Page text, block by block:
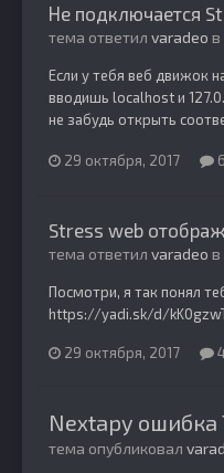
Не подключается
тема ответил varadeo в
Если у тебя веб движок
вводишь localhost и
не забудь открыть
29 октября, 2017
Stress web
тема ответил varadeo в
Посмотри, я так понял
https://yadi.sk/d/
29 октября, 2017
Nextapy ошибка
тема опубликовал